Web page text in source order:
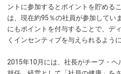
ントに参加するとポイントを貯める
は、現在約95％の社員が参加してい
にもポイントを付与することで、デ
くインセンティブを与えられるよう
2015年10月には、社長がチーフ・ヘ